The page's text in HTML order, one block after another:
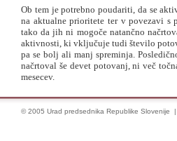
Ob tem je potrebno poudariti, da se
na aktualne prioritete ter v povezavi s
tako da jih ni mogoče natančno
aktivnosti, ki vključuje tudi število
pa se bolj ali manj spreminja.
načrtoval še devet potovanj, ni več
mesecev.
© 2005 Urad predsednika Republike Slovenije |